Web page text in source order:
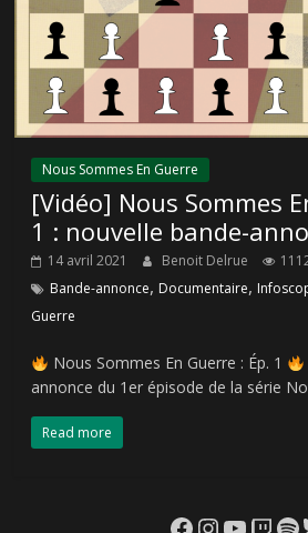
Nous Sommes En Guerre
[Vidéo] Nous Sommes
1 : nouvelle bande-
14 avril 2021 Benoit Delrue
Bande-annonce, Documentaire,
Guerre
Nous Sommes En Guerre : Ép. 1
annonce du 1er épisode de la série
Read more